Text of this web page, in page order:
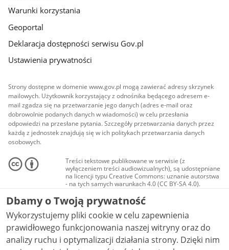
Warunki korzystania
Geoportal
Deklaracja dostępności serwisu Gov.pl
Ustawienia prywatności
Strony dostępne w domenie www.gov.pl mogą zawierać adresy skrzynek
mailowych. Użytkownik korzystający z odnośnika będącego adresem e-
mail zgadza się na przetwarzanie jego danych (adres e-mail oraz
dobrowolnie podanych danych w wiadomości) w celu przesłania
odpowiedzi na przesłane pytania. Szczegóły przetwarzania danych przez
każdą z jednostek znajdują się w ich politykach przetwarzania danych
osobowych.
Treści tekstowe publikowane w serwisie (z
wyłączeniem treści audiowizualnych), są udostępniane
na licencji typu Creative Commons: uznanie autorstwa
- na tych samych warunkach 4.0 (CC BY-SA 4.0).
Materiały audiowizualne, w tym zdjęcia, materiały
audio i wideo, są udostępniane na licencji typu
Creative Commons: uznanie autorstwa użycie
niekomercyjne - bez utworów zależnych 4.0 (CC BY-
NC-ND 4.0), o ile nie jest to stwierdzone inaczej.
Dbamy o Twoją prywatność
Wykorzystujemy pliki cookie w celu zapewnienia
prawidłowego funkcjonowania naszej witryny oraz do
analizy ruchu i optymalizacji działania strony. Dzięki nim